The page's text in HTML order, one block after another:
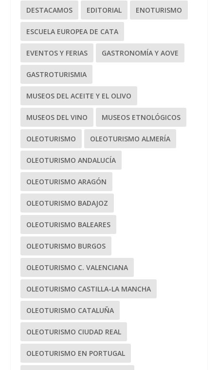
DESTACAMOS EDITORIAL ENOTURISMO
ESCUELA EUROPEA DE CATA
EVENTOS Y FERIAS GASTRONOMÍA Y AOVE
GASTROTURISMIA
MUSEOS DEL ACEITE Y EL OLIVO
MUSEOS DEL VINO MUSEOS ETNOLÓGICOS
OLEOTURISMO OLEOTURISMO ALMERÍA
OLEOTURISMO ANDALUCÍA
OLEOTURISMO ARAGÓN
OLEOTURISMO BADAJOZ
OLEOTURISMO BALEARES
OLEOTURISMO BURGOS
OLEOTURISMO C. VALENCIANA
OLEOTURISMO CASTILLA-LA MANCHA
OLEOTURISMO CATALUÑA
OLEOTURISMO CIUDAD REAL
OLEOTURISMO EN PORTUGAL